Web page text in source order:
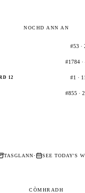
NOCHD ANN AN
#53 ·
#1784 ·
12 #1 ·
#855 ·
TASGLANN· SEE TODAY'S
CÒMHRADH